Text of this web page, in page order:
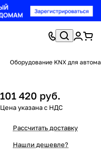
Оборудование KNX для
101 420 руб.
Рассчитать доставку
Нашли дешевле?